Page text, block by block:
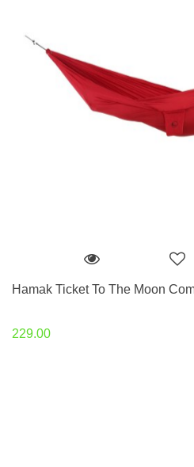
Hamak Ticket To The Moon
229.00